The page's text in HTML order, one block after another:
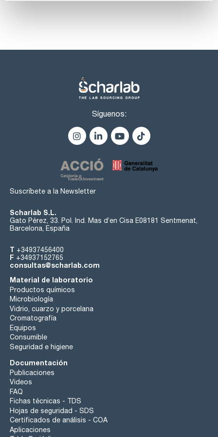
Síguenos:
Suscríbete a la Newsletter
Scharlab S.L.
Gato Pérez, 33. Pol. Ind. Mas d’en Cisa E08181 Sentmenat,
Barcelona, España
T +34937456400
F +34937152765
consultas@scharlab.com
Material de laboratorio
Productos químicos
Microbiología
Vidrio, cuarzo y porcelana
Cromatografía
Equipos
Consumible
Seguridad e higiene
Documentación
Publicaciones
Videos
FAQ
Fichas técnicas - TDS
Hojas de seguridad - SDS
Certificados de análisis - COA
Aplicaciones